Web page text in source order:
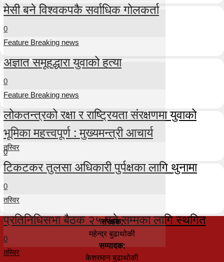
मेसी बने विश्वकपकै सर्वाधिक गोलकर्ता
0
Feature Breaking news
अज्ञात समूहद्धारा युवाको हत्या
0
Feature Breaking news
लोकतन्त्रको रक्षा र राष्ट्रियता संरक्षणमा युवाको
भूमिका महत्त्वपूर्ण : मुख्यमन्त्री आचार्य
0
तस्विर
टिकटकर तुलसा अधिकारी पुर्पक्षका लागि थुनामा
0
तस्विर
प्रतिनिधिसभा बैठक २५ गते सम्मका लागि स्थगित
0
तस्विर
संरक्षक:
महेन्द्र बुढाथोकी
सम्पादक:
केशरमान बुढाथोकी